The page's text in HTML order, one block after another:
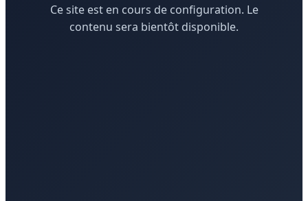
Ce site est en cours de configuration. Le
contenu sera bientôt disponible.